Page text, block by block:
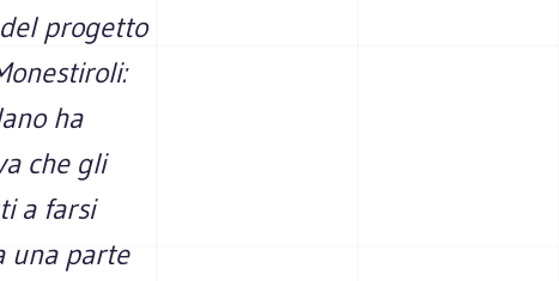
progetto
ha
che gli
a farsi
una parte